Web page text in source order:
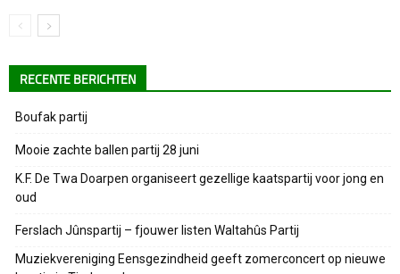
RECENTE BERICHTEN
Boufak partij
Mooie zachte ballen partij 28 juni
K.F. De Twa Doarpen organiseert gezellige kaatspartij voor jong en
oud
Ferslach Jûnspartij – fjouwer listen Waltahûs Partij
Muziekvereniging Eensgezindheid geeft zomerconcert op nieuwe